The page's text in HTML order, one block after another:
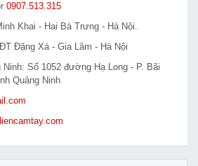
0907.513.315
Khai - Hai Bà Trưng - Hà Nội.
Đặng Xá - Gia Lâm - Hà Nội
Số 1052 đường Hạ Long - P. Bãi
Quảng Ninh